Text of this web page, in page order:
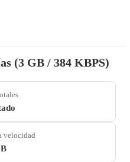
(3 GB / 384 KBPS)
velocidad